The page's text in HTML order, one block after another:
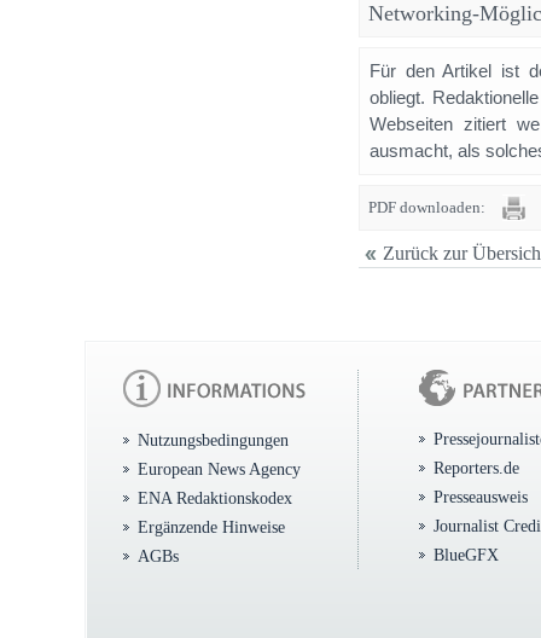
Networking-
Für den Artikel ist
obliegt.
Webseiten zitiert
ausmacht, als
PDF downloaden:
Zurück zur
Nutzungsbedingungen
European News Agency
ENA Redaktionskodex
Ergänzende Hinweise
AGBs
Reporters.de
Presseausweis
Journalist
BlueGFX